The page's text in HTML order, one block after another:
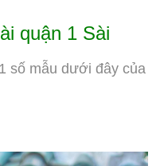
quận 1 Sài
số mẫu dưới đây của